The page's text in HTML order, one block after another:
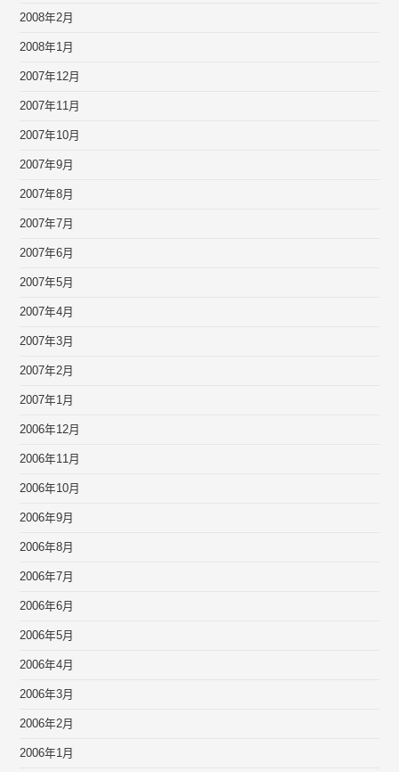
2008年2月
2008年1月
2007年12月
2007年11月
2007年10月
2007年9月
2007年8月
2007年7月
2007年6月
2007年5月
2007年4月
2007年3月
2007年2月
2007年1月
2006年12月
2006年11月
2006年10月
2006年9月
2006年8月
2006年7月
2006年6月
2006年5月
2006年4月
2006年3月
2006年2月
2006年1月